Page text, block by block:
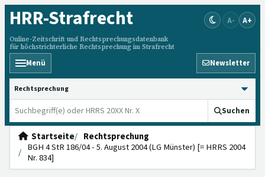
HRR-Strafrecht
Online-Zeitschrift und Rechtsprechungsdatenbank
für höchstrichterliche Rechtsprechung im Strafrecht
A- A+
Menü Newsletter
HRRS durchsuchen
Suchen
Startseite
Rechtsprechung
BGH 4 StR 186/04 - 5. August 2004 (LG Münster) [= HRRS 2004
Nr. 834]